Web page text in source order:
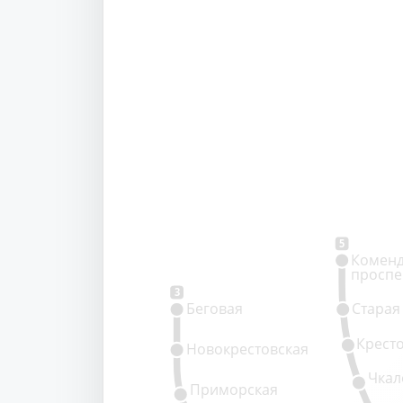
3
5
Приморская
Новокрестовская
Беговая